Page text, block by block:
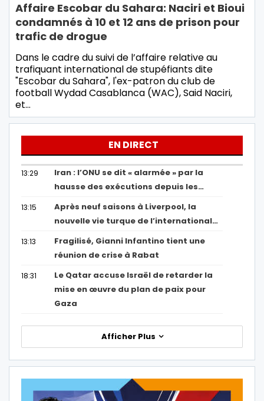
Affaire Escobar du Sahara: Naciri et Bioui
condamnés à 10 et 12 ans de prison pour
trafic de drogue
Dans le cadre du suivi de l’affaire relative au
trafiquant international de stupéfiants dite
"Escobar du Sahara", l'ex-patron du club de
football Wydad Casablanca (WAC), Said Naciri,
et…
EN DIRECT
13:29
Iran : l’ONU se dit « alarmée » par la
hausse des exécutions depuis les…
13:15
Après neuf saisons à Liverpool, la
nouvelle vie turque de l’international…
13:13
Fragilisé, Gianni Infantino tient une
réunion de crise à Rabat
18:31
Le Qatar accuse Israël de retarder la
mise en œuvre du plan de paix pour
Gaza
Afficher Plus